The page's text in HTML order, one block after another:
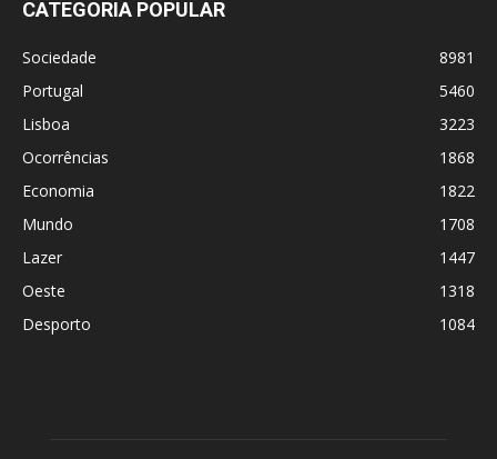
CATEGORIA POPULAR
Sociedade
8981
Portugal
5460
Lisboa
3223
Ocorrências
1868
Economia
1822
Mundo
1708
Lazer
1447
Oeste
1318
Desporto
1084